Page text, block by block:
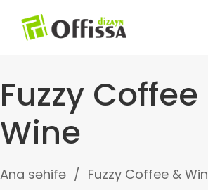
Fuzzy
Wine
Ana səhifə Fuzzy Coffee &